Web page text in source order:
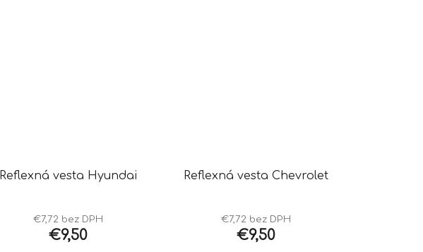
Reflexná vesta Hyundai
€7,72 bez DPH
€9,50
Reflexná vesta Chevrolet
€7,72 bez DPH
€9,50